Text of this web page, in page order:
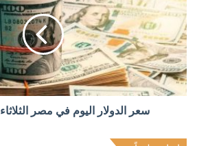
سعر الدولار اليوم في مصر الثلاثاء 2 يونيو 2026